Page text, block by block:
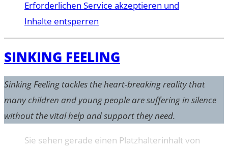
Erforderlichen Service akzeptieren und
Inhalte entsperren
SINKING FEELING
Sinking Feeling tackles the heart-breaking reality that
many children and young people are suffering in silence
without the vital help and support they need.
Sie sehen gerade einen Platzhalterinhalt von